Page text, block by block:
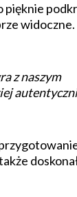
pięknie
widoczne.
z naszym